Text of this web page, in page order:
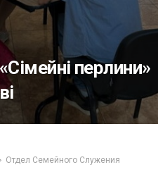
перлини»
Отдел Семейного Служения